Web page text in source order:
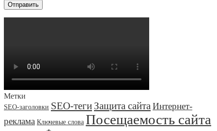
Метки
SEO-заголовки SEO-теги Защита сайта Интернет-
реклама Ключевые слова Посещаемость сайта